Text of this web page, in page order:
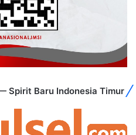
Spirit Baru Indonesia Timur